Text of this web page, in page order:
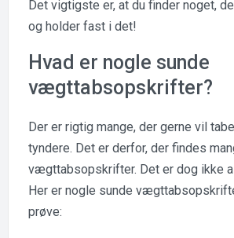
Det vigtigste er, at du finder noget,
og holder fast i det!
Hvad er nogle sunde
vægttabsopskrifter?
Der er rigtig mange, der gerne vil
tyndere. Det er derfor, der findes
vægttabsopskrifter. Det er dog ikke
Her er nogle sunde
prøve: